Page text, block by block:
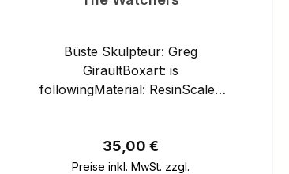
Büste Skulpteur: Greg
GiraultBoxart: is
followingMaterial: ResinScale :
Regulärer Preis:
35,00 €
Preise inkl. MwSt. zzgl.